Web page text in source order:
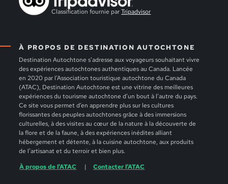
À PROPOS DE DESTINATION AUTOCHTONE
Destination Autochtone s’adresse aux voyageurs souhaitant vivre
des expériences autochtones authentiques au Canada. Lancée
en 2020 par l’Association touristique autochtone du Canada
(ATAC), Destination Autochtone est une vitrine des meilleures
expériences du tourisme autochtone d’un bout à l’autre du pays.
Ce site vous permet d’en apprendre plus sur les cultures
florissantes des peuples autochtones grâce à des immersions
culturelles, à des visites au cœur de la nature à la découverte de
la flore et de la faune, à des expériences inédites alliant
hébergement et détente, à la cuisine autochtone, aux produits
de l’artisanat et du terroir et bien plus.
À propos de l’ATAC
Contacter l’ATAC
Classification fournie parTripadvisor